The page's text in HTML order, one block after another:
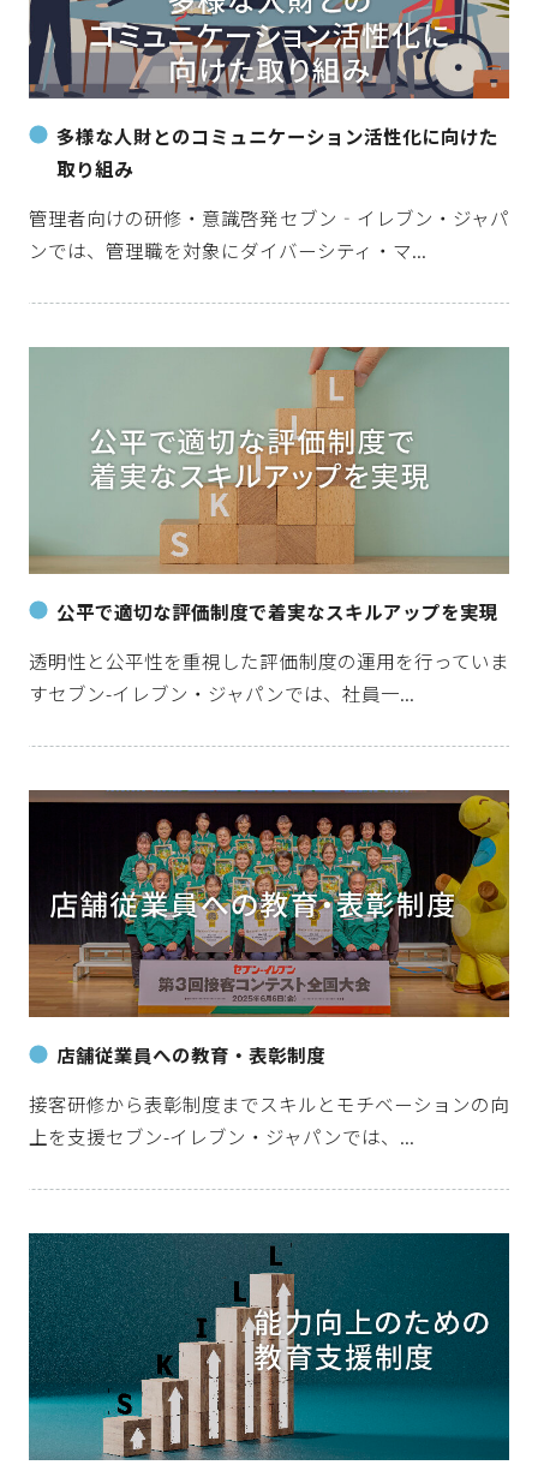
多様な人財とのコミュニケーション活性化に向けた
取り組み
管理者向けの研修・意識啓発セブン‐イレブン・ジャパ
ンでは、管理職を対象にダイバーシティ・マ...
公平で適切な評価制度で着実なスキルアップを実現
透明性と公平性を重視した評価制度の運用を行っていま
すセブン-イレブン・ジャパンでは、社員一...
店舗従業員への教育・表彰制度
接客研修から表彰制度までスキルとモチベーションの向
上を支援セブン-イレブン・ジャパンでは、...